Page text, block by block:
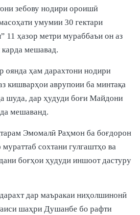
зебову нодири ороишӣ
умумии 30 гектари
11 ҳазор метри мураббаъи он аз
мешавад.
оянда ҳам дарахтони нодири
кишварҳои аврупоии ба минтақа
шуда, дар ҳудуди боғи Майдони
мешаванд.
Эмомалӣ Раҳмон ба боғдорон
сохтани гулгаштҳо ва
боғҳои ҳудуди иншоот дастуру
дар маъракаи ниҳолшинонӣ
шаҳри Душанбе бо рафти